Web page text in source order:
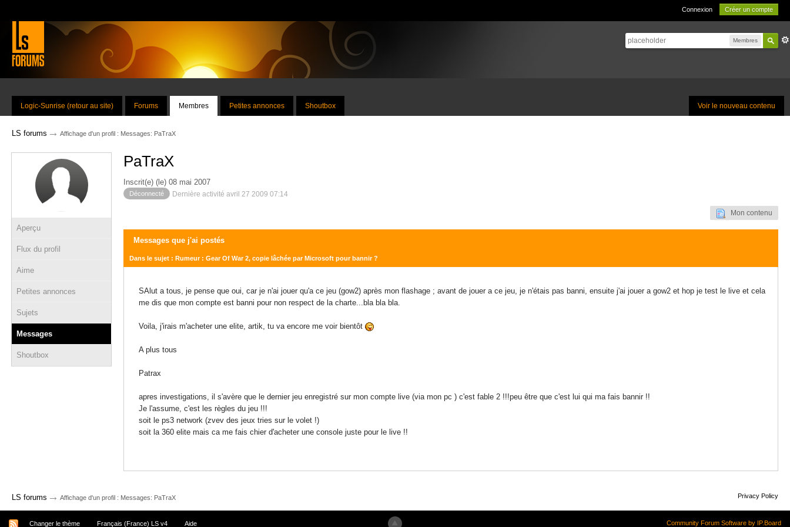
Connexion Créer un compte
Membres
Voir le nouveau contenu
Logic-Sunrise (retour au site) Forums Membres Petites annonces Shoutbox
LS forums → Affichage d'un profil : Messages: PaTraX
Aperçu
Flux du profil
Aime
Petites annonces
Sujets
Messages
Shoutbox
PaTraX
Inscrit(e) (le) 08 mai 2007
Déconnecté Dernière activité avril 27 2009 07:14
Mon contenu
Messages que j'ai postés
Dans le sujet : Rumeur : Gear Of War 2, copie lâchée par Microsoft pour bannir ?
SAlut a tous, je pense que oui, car je n'ai jouer qu'a ce jeu (gow2) après mon flashage ; avant de jouer a ce jeu, je n'étais pas banni, ensuite j'ai jouer a gow2 et hop je test le live et cela
me dis que mon compte est banni pour non respect de la charte...bla bla bla.
Voila, j'irais m'acheter une elite, artik, tu va encore me voir bientôt
A plus tous
Patrax
apres investigations, il s'avère que le dernier jeu enregistré sur mon compte live (via mon pc ) c'est fable 2 !!!peu être que c'est lui qui ma fais bannir !!
Je l'assume, c'est les règles du jeu !!!
soit le ps3 network (zvev des jeux tries sur le volet !)
soit la 360 elite mais ca me fais chier d'acheter une console juste pour le live !!
LS forums → Affichage d'un profil : Messages: PaTraX Privacy Policy
Changer le thème Français (France) LS v4 Aide
Community Forum Software by IP.Board